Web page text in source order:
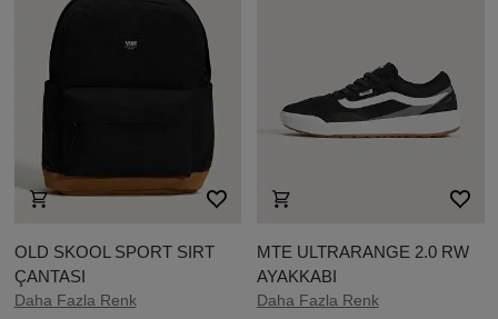
OLD SKOOL SPORT SIRT
ÇANTASI
Daha Fazla Renk
MTE ULTRARANGE 2.0 RW
AYAKKABI
Daha Fazla Renk